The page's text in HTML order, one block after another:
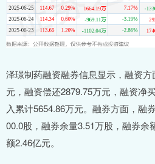
泽璟制药融资融券信息显示，融资
元，融资偿还2879.75万元，融资净
入累计5654.86万元。融券方面，融
00.0股，融券余量3.51万股，融券余
额2.46亿元。